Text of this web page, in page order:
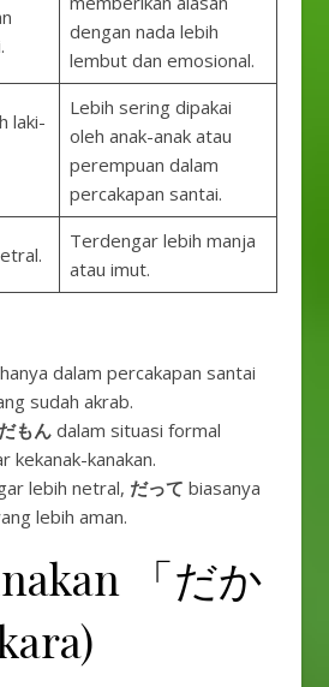
dengan nada lebih
lembut dan emosional.
laki-
Lebih sering dipakai
oleh anak-anak atau
perempuan dalam
percakapan santai.
Terdengar lebih manja
atau imut.
hanya dalam percakapan santai
sudah akrab.
だもん dalam situasi formal
kekanak-kanakan.
lebih netral, だって biasanya
lebih aman.
「だか